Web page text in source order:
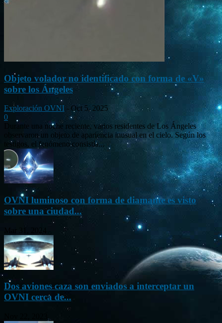
Objeto volador no identificado con forma de «V»
sobre los Ángeles
Exploración OVNI - Oct 5, 2025
0
Durante una noche reciente, varios residentes de Los Ángeles
observaron un objeto de apariencia inusual en el cielo. Según los
testigos, el fenómeno consistía...
OVNI luminoso con forma de diamante es visto
sobre una ciudad...
Dos aviones caza son enviados a interceptar un
OVNI cerca de...